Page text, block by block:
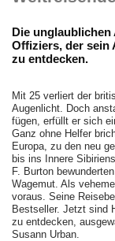
Die
Offiziers, der sein
zu entdecken.
Mit 25 verliert der
Augenlicht. Doch
fügen, erfüllt er sich
Ganz ohne Helfer
Europa, zu den neu
bis ins Innere
F. Burton
Wagemut. Als
voraus. Seine
Bestseller. Jetzt sind
zu entdecken,
Susann Urban.